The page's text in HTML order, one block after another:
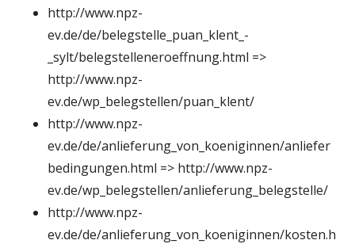
http://www.npz-
ev.de/de/belegstelle_puan_klent_-
_sylt/belegstelleneroeffnung.html =>
http://www.npz-
ev.de/wp_belegstellen/puan_klent/
http://www.npz-
ev.de/de/anlieferung_von_koeniginnen/anliefer
bedingungen.html => http://www.npz-
ev.de/wp_belegstellen/anlieferung_belegstelle/
http://www.npz-
ev.de/de/anlieferung_von_koeniginnen/kosten.h